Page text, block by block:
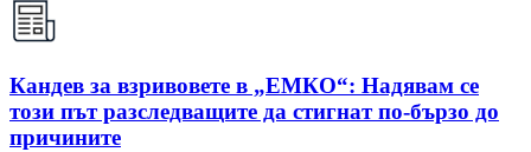
Кандев за взривовете в „ЕМКО“: Надявам се
този път разследващите да стигнат по-бързо до
причините